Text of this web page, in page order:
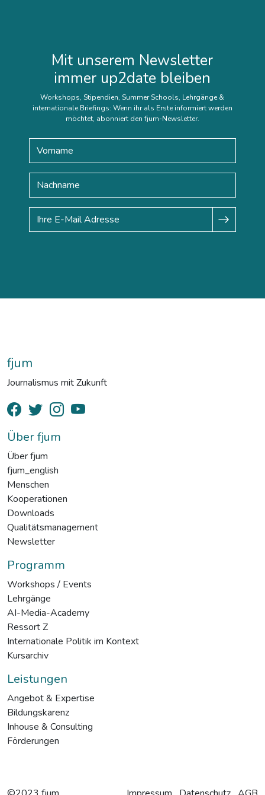
Mit unserem Newsletter
immer up2date bleiben
Workshops, Stipendien, Summer Schools, Lehrgänge &
internationale Briefings: Wenn ihr als Erste informiert werden
möchtet, abonniert den fjum-Newsletter.
fjum
Journalismus mit Zukunft
Über fjum
Über fjum
fjum_english
Menschen
Kooperationen
Downloads
Qualitätsmanagement
Newsletter
Programm
Workshops / Events
Lehrgänge
AI-Media-Academy
Ressort Z
Internationale Politik im Kontext
Kursarchiv
Leistungen
Angebot & Expertise
Bildungskarenz
Inhouse & Consulting
Förderungen